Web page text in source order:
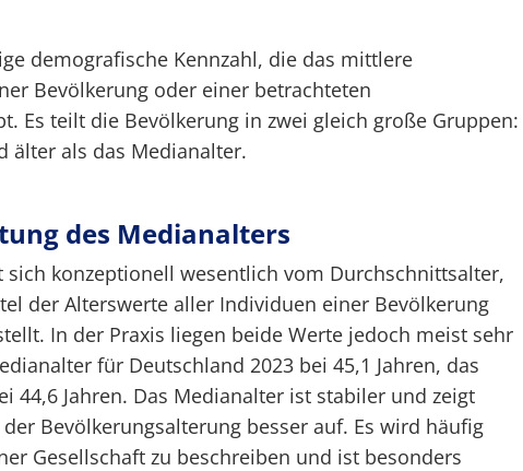
demografische Kennzahl, die das mittlere
Bevölkerung oder einer betrachteten
Es teilt die Bevölkerung in zwei gleich große Gruppen:
älter als das Medianalter.
des Medianalters
konzeptionell wesentlich vom Durchschnittsalter,
der Alterswerte aller Individuen einer Bevölkerung
In der Praxis liegen beide Werte jedoch meist sehr
für Deutschland 2023 bei 45,1 Jahren, das
44,6 Jahren. Das Medianalter ist stabiler und zeigt
Bevölkerungsalterung besser auf. Es wird häufig
Gesellschaft zu beschreiben und ist besonders